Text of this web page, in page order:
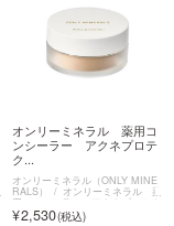
オンリーミネラル 薬用コ
ンシーラー アクネプロテ
ク...
オンリーミネラル（ONLY MINE
RALS） オンリーミネラル 薬
用コンシーラー アクネプロテク
ター2,530